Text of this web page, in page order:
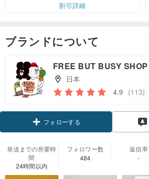
割引詳細
ブランドについて
FREE BUT BUSY SHOP
日本
4.9 (113)
フォローする
発送までの所要時
間
24時間以内
フォロワー数
484
返信率
-